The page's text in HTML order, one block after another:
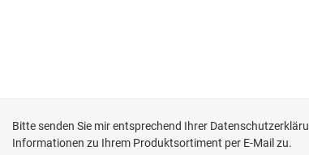
Bitte senden Sie mir entsprechend Ihrer
Informationen zu Ihrem Produktsortiment per E-Mail zu.